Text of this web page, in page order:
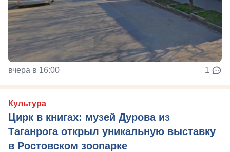
вчера в 16:00 1
Культура
Цирк в книгах: музей Дурова из
Таганрога открыл уникальную выставку
в Ростовском зоопарке